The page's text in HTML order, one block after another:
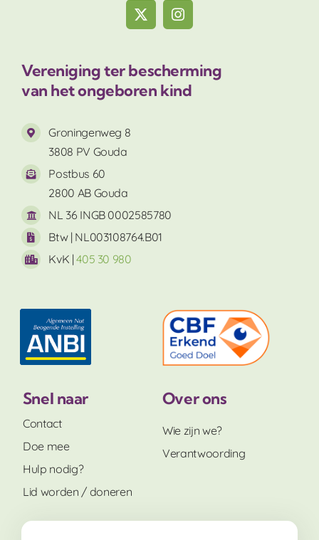
Vereniging ter bescherming
van het ongeboren kind
Groningenweg 8
3808 PV Gouda
Postbus 60
2800 AB Gouda
NL 36 INGB 0002585780
Btw | NL003108764.B01
KvK |405 30 980
Snel naar
Contact
Doe mee
Hulp nodig?
Lid worden / doneren
Over ons
Wie zijn we?
Verantwoording